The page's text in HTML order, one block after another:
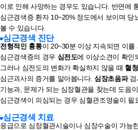
이로 인해 사망하는 경우도 있습니다. 반면에
심근경색증 환자 10~20% 정도에서 보이며 당
볼 수 있습니다.
심근경색 진단
전형적인 흉통이 20~30분 이상 지속되면 이
심근경색증의 경우 심전도에 이상소견이 확인
그러나 심전도의 변화가 확실하지 않을 때 혈
심근괴사의 증거를 알아봅니다.심장초음파검
기능과, 문제가 되는 심장혈관을 찾는데 도음
심근경색이 의심되는 경우 심혈관조영술이 필
심근경색 치료
응급으로 심장혈관시술이나 심장수술이 가능